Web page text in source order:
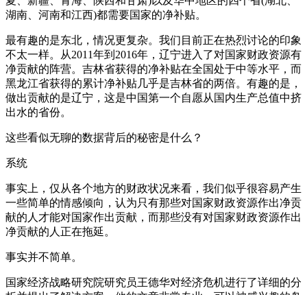
湖南、河南和江西)都需要国家的净补贴。
最有趣的是东北，情况更复杂。我们目前正在热烈讨论的印象
不太一样。从2011年到2016年，辽宁进入了对国家财政资源有
净贡献的阵营。吉林省获得的净补贴在全国处于中等水平，而
黑龙江省获得的累计净补贴几乎是吉林省的两倍。有趣的是，
做出贡献的是辽宁，这是中国第一个自愿从国内生产总值中挤
出水的省份。
这些看似无聊的数据背后的秘密是什么？
系统
事实上，仅从各个地方的财政状况来看，我们似乎很容易产生
一些简单的情感倾向，认为只有那些对国家财政资源作出净贡
献的人才能对国家作出贡献，而那些没有对国家财政资源作出
净贡献的人正在拖延。
事实并不简单。
国家经济战略研究院研究员王德华对经济危机进行了详细的分